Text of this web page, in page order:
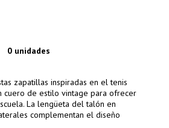
0 unidades
zapatillas inspiradas en el tenis
cuero de estilo vintage para ofrecer
La lengüeta del talón en
complementan el diseño